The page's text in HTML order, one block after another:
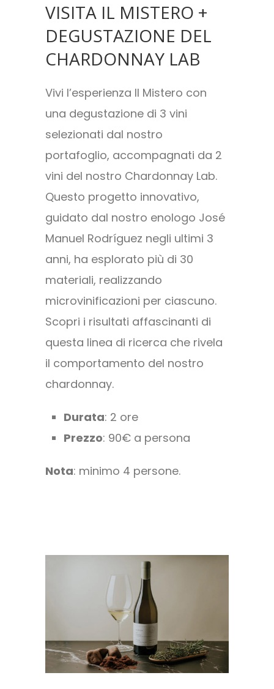
VISITA IL MISTERO +
DEGUSTAZIONE DEL
CHARDONNAY LAB
Vivi l’esperienza Il Mistero con
una degustazione di 3 vini
selezionati dal nostro
portafoglio, accompagnati da 2
vini del nostro Chardonnay Lab.
Questo progetto innovativo,
guidato dal nostro enologo José
Manuel Rodríguez negli ultimi 3
anni, ha esplorato più di 30
materiali, realizzando
microvinificazioni per ciascuno.
Scopri i risultati affascinanti di
questa linea di ricerca che rivela
il comportamento del nostro
chardonnay.
Durata: 2 ore
Prezzo: 90€ a persona
Nota: minimo 4 persone.